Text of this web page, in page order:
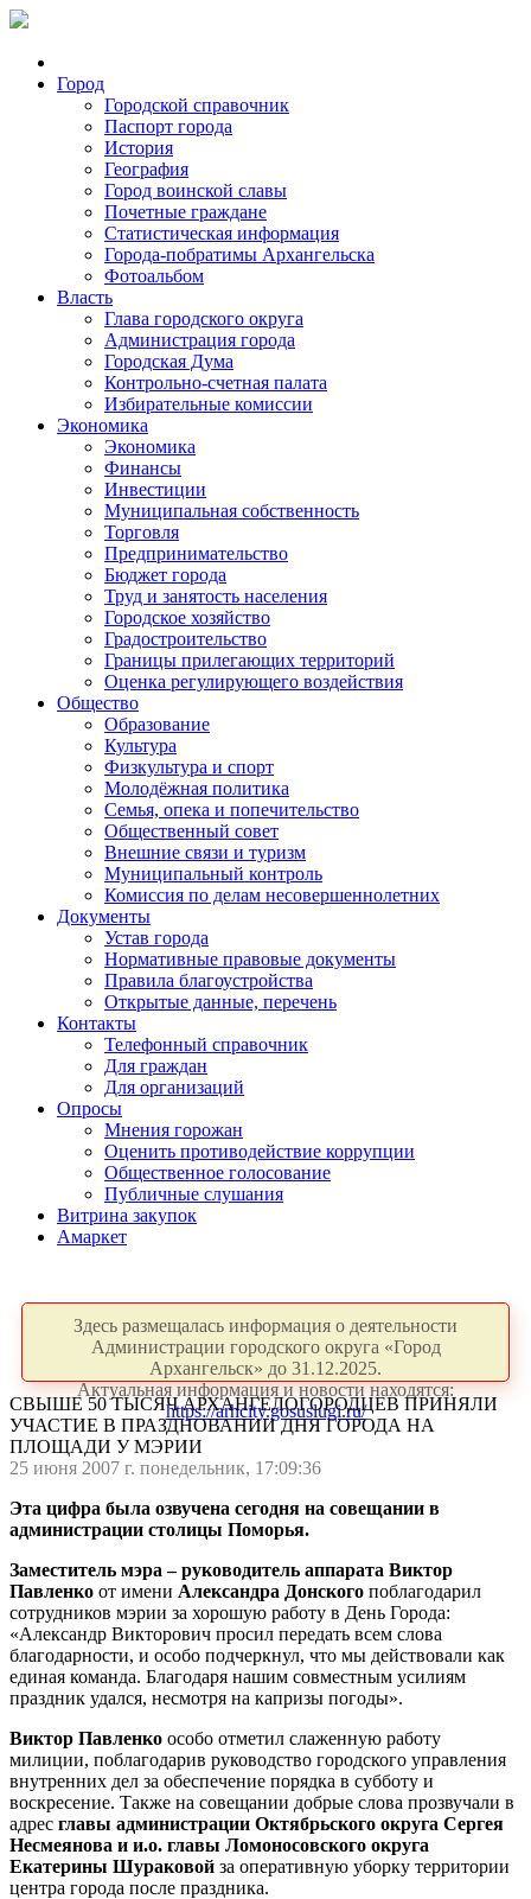
Город
Городской справочник
Паспорт города
История
География
Город воинской славы
Почетные граждане
Статистическая информация
Города-побратимы Архангельска
Фотоальбом
Власть
Глава городского округа
Администрация города
Городская Дума
Контрольно-счетная палата
Избирательные комиссии
Экономика
Экономика
Финансы
Инвестиции
Муниципальная собственность
Торговля
Предпринимательство
Бюджет города
Труд и занятость населения
Городское хозяйство
Градостроительство
Границы прилегающих территорий
Оценка регулирующего воздействия
Общество
Образование
Культура
Физкультура и спорт
Молодёжная политика
Семья, опека и попечительство
Общественный совет
Внешние связи и туризм
Муниципальный контроль
Комиссия по делам несовершеннолетних
Документы
Устав города
Нормативные правовые документы
Правила благоустройства
Открытые данные, перечень
Контакты
Телефонный справочник
Для граждан
Для организаций
Опросы
Мнения горожан
Оценить противодействие коррупции
Общественное голосование
Публичные слушания
Витрина закупок
Амаркет
Здесь размещалась информация о деятельности
Администрации городского округа «Город
Архангельск» до 31.12.2025.
Актуальная информация и новости находятся:
https://arhcity.gosuslugi.ru/
СВЫШЕ 50 ТЫСЯЧ АРХАНГЕЛОГОРОДЦЕВ ПРИНЯЛИ
УЧАСТИЕ В ПРАЗДНОВАНИИ ДНЯ ГОРОДА НА
ПЛОЩАДИ У МЭРИИ
25 июня 2007 г. понедельник, 17:09:36
Эта цифра была озвучена сегодня на совещании в
администрации столицы Поморья.
Заместитель мэра – руководитель аппарата Виктор
Павленко от имени Александра Донского поблагодарил
сотрудников мэрии за хорошую работу в День Города:
«Александр Викторович просил передать всем слова
благодарности, и особо подчеркнул, что мы действовали как
единая команда. Благодаря нашим совместным усилиям
праздник удался, несмотря на капризы погоды».
Виктор Павленко особо отметил слаженную работу
милиции, поблагодарив руководство городского управления
внутренних дел за обеспечение порядка в субботу и
воскресение. Также на совещании добрые слова прозвучали в
адрес главы администрации Октябрьского округа Сергея
Несмеянова и и.о. главы Ломоносовского округа
Екатерины Шураковой за оперативную уборку территории
центра города после праздника.